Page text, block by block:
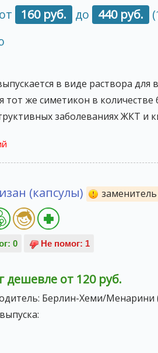
160 руб. до 440 руб.
в виде раствора для
же симетикон в
заболеваниях ЖКТ и
(капсулы) заменитель
дешевле от 120 руб.
Берлин-Хеми/Менарини